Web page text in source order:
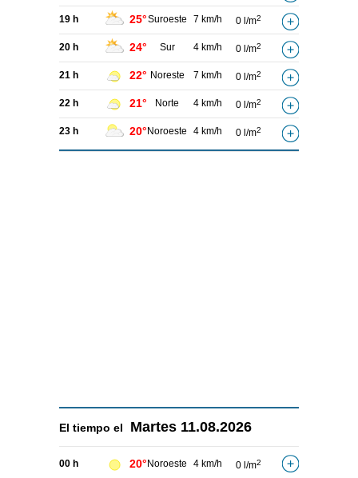
19 h 25°Suroeste 7 km/h 0 l/m2
20 h 24° Sur 4 km/h 0 l/m2
21 h 22° Noreste 7 km/h 0 l/m2
22 h 21° Norte 4 km/h 0 l/m2
23 h 20° Noroeste 4 km/h 0 l/m2
El tiempo el Martes 11.08.2026
00 h 20° Noroeste 4 km/h 0 l/m2